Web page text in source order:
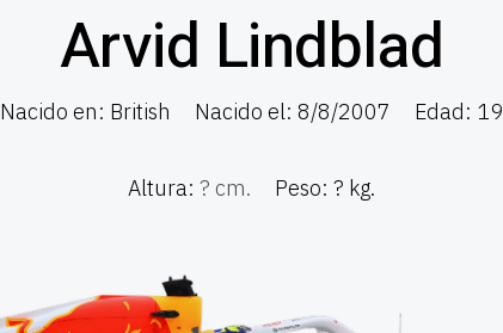
Arvid Lindblad
Nacido en: British Nacido el: 8/8/2007 Edad: 19
Altura:? cm. Peso: ? kg.